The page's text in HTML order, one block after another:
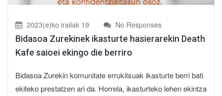
2023(e)ko irailak 19 No Responses
Bidasoa Zurekinek ikasturte hasierarekin Death
Kafe saioei ekingo die berriro
Bidasoa Zurekin komunitate errukitsuak ikasturte berri bati
ekiteko prestatzen ari da. Horrela, ikasturteko lehen ekintza